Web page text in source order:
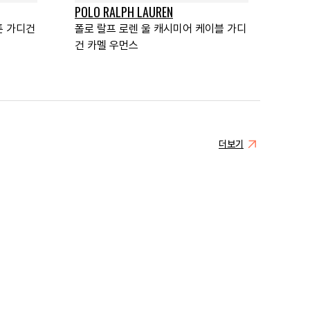
가디건
POLO RALPH LAUREN
폴로 랄프 로렌 울 캐시미어 케이블 가디
건 카멜 우먼스
더보기